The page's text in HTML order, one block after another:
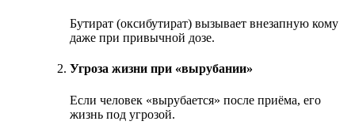
Бутират (оксибутират) вызывает внезапную кому
даже при привычной дозе.
Угроза жизни при «вырубании»
Если человек «вырубается» после приёма, его
жизнь под угрозой.